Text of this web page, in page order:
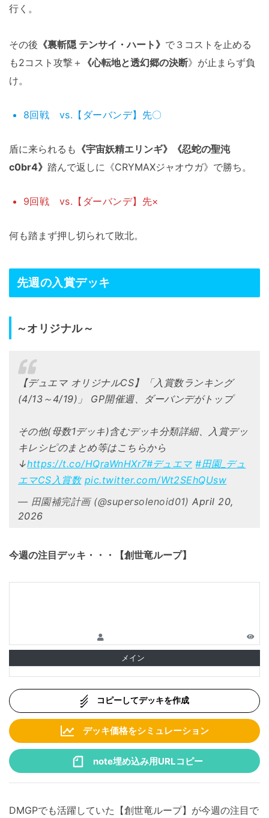
行く。
その後 《裏斬隠 テンサイ・ハート》 で３コストを止める
も2コスト攻撃＋ 《心転地と透幻郷の決断》が止まらず負
け。
8回戦 vs.【ダーバンデ】先〇
盾に来られるも 《宇宙妖精エリンギ》《忍蛇の聖沌
c0br4》 踏んで返しに《CRYMAXジャオウガ》で勝ち。
9回戦 vs.【ダーバンデ】先×
何も踏まず押し切られて敗北。
先週の入賞デッキ
～オリジナル～
【デュエマ オリジナルCS】「入賞数ランキング
(4/13～4/19)」 GP開催週、ダーバンデがトップ
その他(母数1デッキ)含むデッキ分類詳細、入賞デッ
キレシピのまとめ等はこちらから
↓https://t.co/HQraWnHXr7#デュエマ #田園_デュ
エマCS入賞数 pic.twitter.com/Wt2SEhQUsw
— 田園補完計画 (@supersolenoid01)April 20,
2026
今週の注目デッキ・・・【創世竜ループ】
メイン
コピーしてデッキを作成
デッキ価格をシミュレーション
note埋め込み用URLコピー
DMGPでも活躍していた【創世竜ループ】が今週の注目で